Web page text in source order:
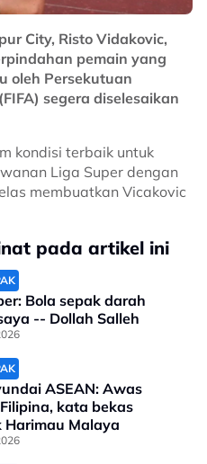
City, Risto Vidakovic,
pemain yang
oleh Persekutuan
segera diselesaikan
kondisi terbaik untuk
Liga Super dengan
membuatkan Vicakovic
pada artikel ini
Bola sepak darah
-- Dollah Salleh
ASEAN: Awas
kata bekas
Harimau Malaya